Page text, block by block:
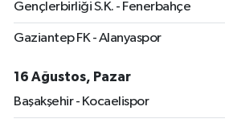
Gençlerbirliği S.K. - Fenerbahçe
Gaziantep FK - Alanyaspor
16 Ağustos, Pazar
Başakşehir - Kocaelispor